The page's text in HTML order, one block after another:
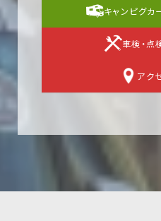
キャンピグカ
車検・点
アク